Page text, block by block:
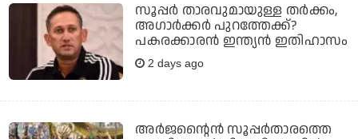
സൂപ്പര്‍ താരവുമായുള്ള തര്‍ക്കം,
അഗാര്‍ക്കര്‍ പുറത്തേക്ക്?
പകരക്കാരന്‍ ഇന്ത്യന്‍ ഇതിഹാസം
2 days ago
അർജന്റൈൻ സൂപ്പർതാരത്തെ